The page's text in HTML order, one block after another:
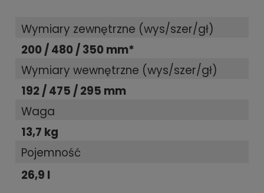
Wymiary zewnętrzne (wys/szer/gł)
200 / 480 / 350 mm*
Wymiary wewnętrzne (wys/szer/gł)
192 / 475 / 295 mm
Waga
13,7 kg
Pojemność
26,9 l